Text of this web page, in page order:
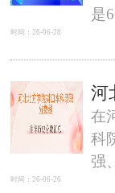
是
时间：26-06-28
在
科
强
时间：26-06-26